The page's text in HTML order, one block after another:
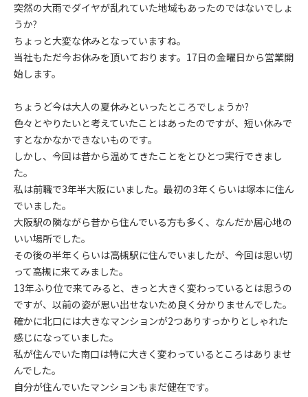
突然の大雨でダイヤが乱れていた地域もあったのではないでしょ
うか?
ちょっと大変な休みとなっていますね。
当社もただ今お休みを頂いております。17日の金曜日から営業開
始します。
ちょうど今は大人の夏休みといったところでしょうか?
色々とやりたいと考えていたことはあったのですが、短い休みで
すとなかなかできないものです。
しかし、今回は昔から温めてきたことをとひとつ実行できまし
た。
私は前職で3年半大阪にいました。最初の3年くらいは塚本に住ん
でいました。
大阪駅の隣ながら昔から住んでいる方も多く、なんだか居心地の
いい場所でした。
その後の半年くらいは高槻駅に住んでいましたが、今回は思い切
って高槻に来てみました。
13年ふり位で来てみると、きっと大きく変わっているとは思うの
ですが、以前の姿が思い出せないため良く分かりませんでした。
確かに北口には大きなマンションが2つありすっかりとしゃれた
感じになっていました。
私が住んでいた南口は特に大きく変わっているところはありませ
んでした。
自分が住んでいたマンションもまだ健在です。